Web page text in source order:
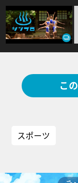
こ
スポーツ